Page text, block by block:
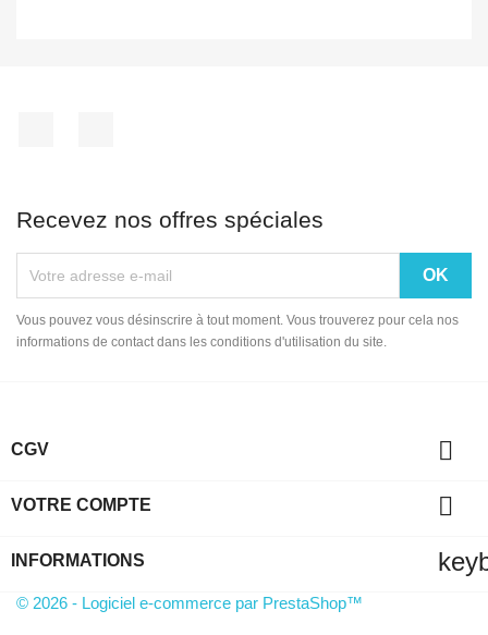
Recevez nos offres spéciales
Vous pouvez vous désinscrire à tout moment. Vous trouverez pour cela nos
informations de contact dans les conditions d'utilisation du site.
CGV 
VOTRE COMPTE 
INFORMATIONS
© 2026 - Logiciel e-commerce par PrestaShop™